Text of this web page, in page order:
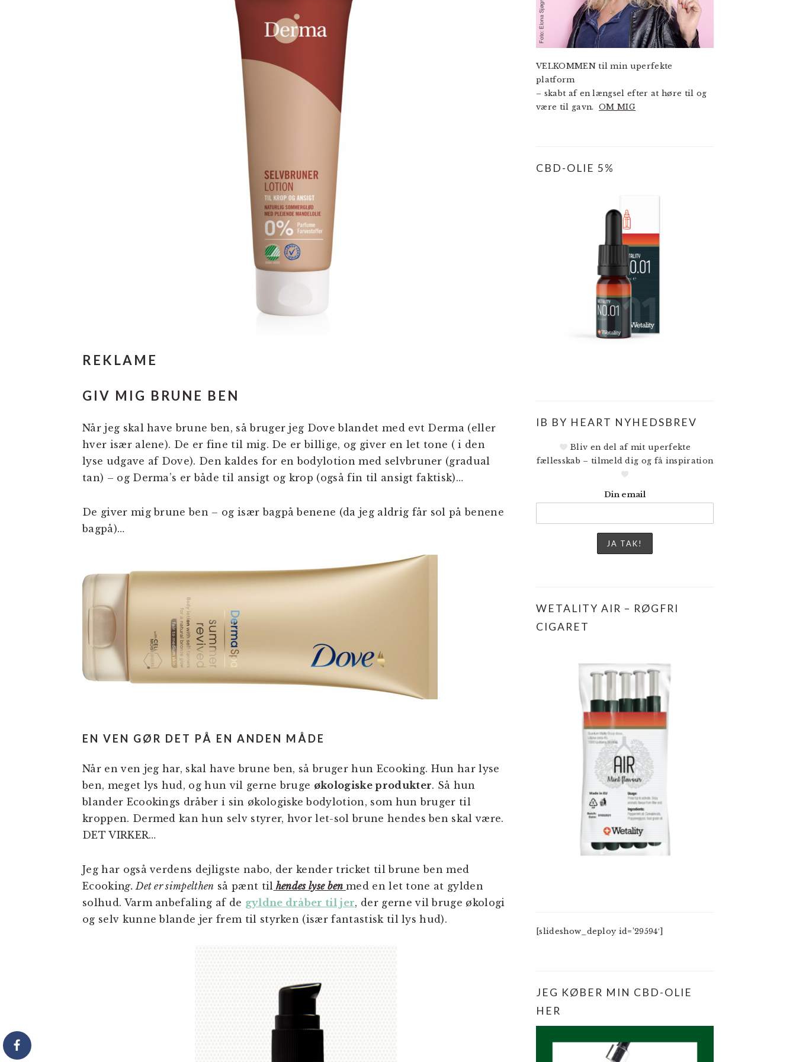
REKLAME
GIV MIG BRUNE BEN
Når jeg skal have brune ben, så bruger jeg Dove blandet med evt Derma (eller
hver især alene). De er fine til mig. De er billige, og giver en let tone ( i den
lyse udgave af Dove). Den kaldes for en bodylotion med selvbruner (gradual
tan) – og Derma’s er både til ansigt og krop (også fin til ansigt faktisk)…
De giver mig brune ben – og især bagpå benene (da jeg aldrig får sol på benene
bagpå)…
EN VEN GØR DET PÅ EN ANDEN MÅDE
Når en ven jeg har, skal have brune ben, så bruger hun Ecooking. Hun har lyse
ben, meget lys hud, og hun vil gerne bruge økologiske produkter. Så hun
blander Ecookings dråber i sin økologiske bodylotion, som hun bruger til
kroppen. Dermed kan hun selv styrer, hvor let-sol brune hendes ben skal være.
DET VIRKER…
Jeg har også verdens dejligste nabo, der kender tricket til brune ben med
Ecooking. Det er simpelthen så pænt til hendes lyse ben med en let tone at gylden
solhud. Varm anbefaling af de gyldne dråber til jer, der gerne vil bruge økologi
og selv kunne blande jer frem til styrken (især fantastisk til lys hud).
VELKOMMEN til min uperfekte
platform
– skabt af en længsel efter at høre til og
være til gavn.OM MIG
CBD-OLIE 5%
IB BY HEART NYHEDSBREV
Bliv en del af mit uperfekte
fællesskab – tilmeld dig og få inspiration
Din email
WETALITY AIR – RØGFRI
CIGARET
[slideshow_deploy id=’29594′]
JEG KØBER MIN CBD-OLIE
HER